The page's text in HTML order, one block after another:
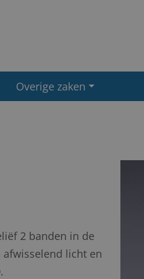
Overige zaken
2 banden in de
licht en